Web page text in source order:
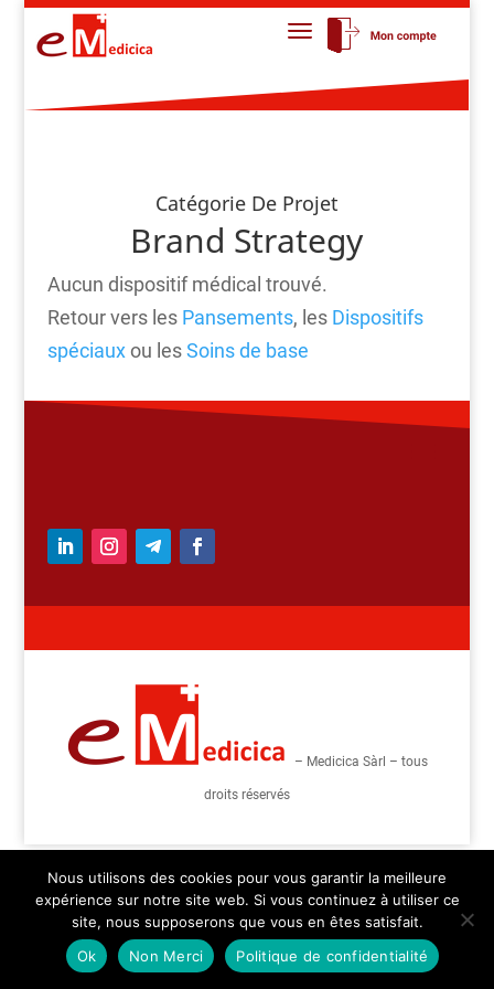
Catégorie De Projet
Brand Strategy
Aucun dispositif médical trouvé.
Retour vers les Pansements, les Dispositifs
spéciauxou lesSoins de base
– Medicica Sàrl – tous
droits réservés
Nous utilisons des cookies pour vous garantir la meilleure
expérience sur notre site web. Si vous continuez à utiliser ce
site, nous supposerons que vous en êtes satisfait.
Ok
Non Merci Politique de confidentialité